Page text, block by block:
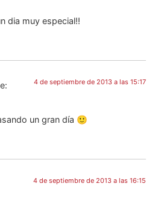
dia muy especial!!
4 de septiembre de 2013 a las 15:17
un gran día 🙂
4 de septiembre de 2013 a las 16:15